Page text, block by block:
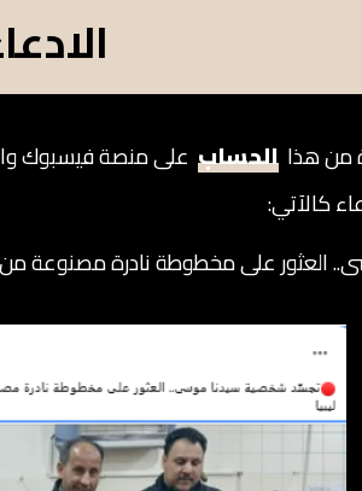
من هذا الحساب
كالآتي:
على مخطوطة نادرة مصنوعة من